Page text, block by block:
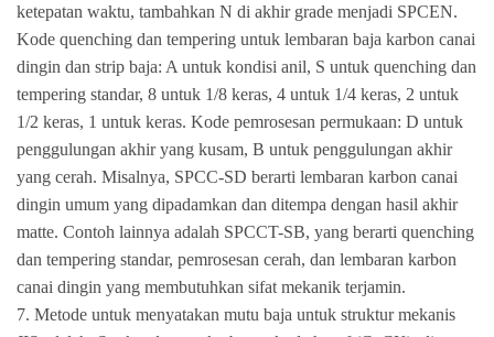
ketepatan waktu, tambahkan N di akhir grade menjadi SPCEN.
Kode quenching dan tempering untuk lembaran baja karbon canai
dingin dan strip baja: A untuk kondisi anil, S untuk quenching dan
tempering standar, 8 untuk 1/8 keras, 4 untuk 1/4 keras, 2 untuk
1/2 keras, 1 untuk keras. Kode pemrosesan permukaan: D untuk
penggulungan akhir yang kusam, B untuk penggulungan akhir
yang cerah. Misalnya, SPCC-SD berarti lembaran karbon canai
dingin umum yang dipadamkan dan ditempa dengan hasil akhir
matte. Contoh lainnya adalah SPCCT-SB, yang berarti quenching
dan tempering standar, pemrosesan cerah, dan lembaran karbon
canai dingin yang membutuhkan sifat mekanik terjamin.
7. Metode untuk menyatakan mutu baja untuk struktur mekanis